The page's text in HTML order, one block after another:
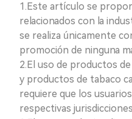
1.Este artículo se
relacionados con la
se realiza únicamente
promoción de ninguna
2.El uso de productos
y productos de tabaco
requiere que los
respectivas